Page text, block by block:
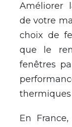
Améliorer
de votre
choix de
que le
fenêtres
En